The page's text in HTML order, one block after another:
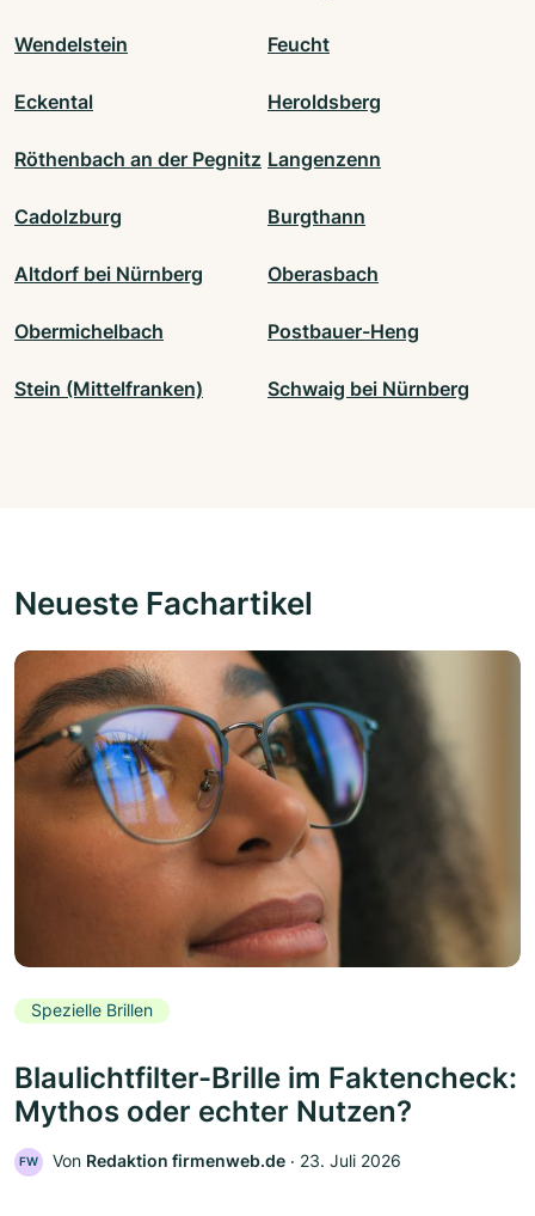
Wendelstein Feucht
Eckental Heroldsberg
Röthenbach an der Pegnitz Langenzenn
Cadolzburg Burgthann
Altdorf bei Nürnberg Oberasbach
Obermichelbach Postbauer-Heng
Stein (Mittelfranken) Schwaig bei Nürnberg
Neueste Fachartikel
Spezielle Brillen
Blaulichtfilter-Brille im Faktencheck:
Mythos oder echter Nutzen?
FW Von Redaktion firmenweb.de ‧ 23. Juli 2026